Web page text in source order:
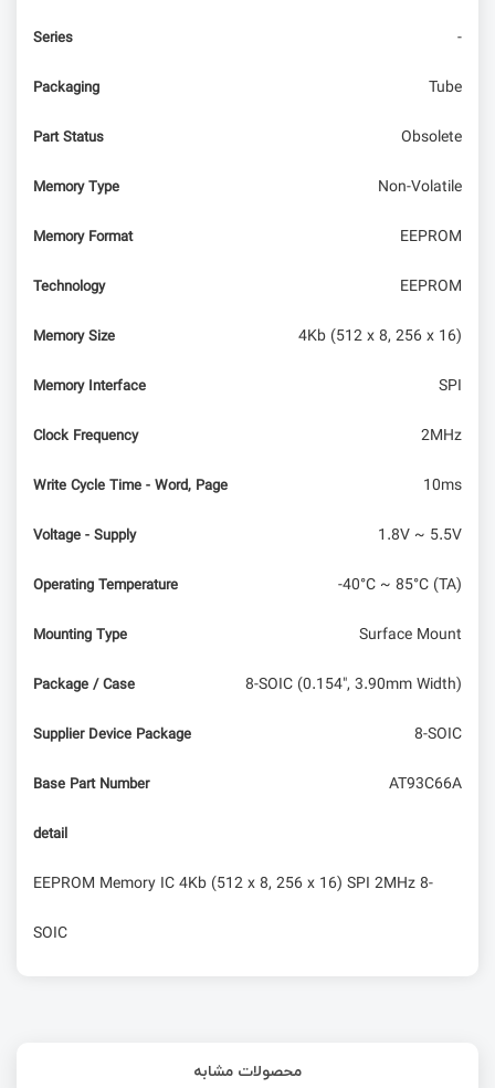
Series -
Packaging Tube
Part Status Obsolete
Memory Type Non-Volatile
Memory Format EEPROM
Technology EEPROM
Memory Size 4Kb (512 x 8, 256 x 16)
Memory Interface SPI
Clock Frequency 2MHz
Write Cycle Time - Word, Page 10ms
Voltage - Supply 1.8V ~ 5.5V
Operating Temperature -40°C ~ 85°C (TA)
Mounting Type Surface Mount
Package / Case 8-SOIC (0.154", 3.90mm Width)
Supplier Device Package 8-SOIC
Base Part Number AT93C66A
detail
EEPROM Memory IC 4Kb (512 x 8, 256 x 16) SPI 2MHz 8-
SOIC
محصولات مشابه